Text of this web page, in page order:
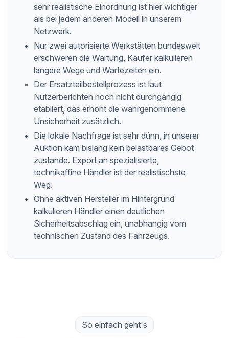
sehr realistische Einordnung ist hier wichtiger
als bei jedem anderen Modell in unserem
Netzwerk.
Nur zwei autorisierte Werkstätten bundesweit
erschweren die Wartung, Käufer kalkulieren
längere Wege und Wartezeiten ein.
Der Ersatzteilbestellprozess ist laut
Nutzerberichten noch nicht durchgängig
etabliert, das erhöht die wahrgenommene
Unsicherheit zusätzlich.
Die lokale Nachfrage ist sehr dünn, in unserer
Auktion kam bislang kein belastbares Gebot
zustande. Export an spezialisierte,
technikaffine Händler ist der realistischste
Weg.
Ohne aktiven Hersteller im Hintergrund
kalkulieren Händler einen deutlichen
Sicherheitsabschlag ein, unabhängig vom
technischen Zustand des Fahrzeugs.
So einfach geht's